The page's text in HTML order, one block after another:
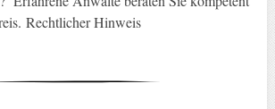
Rechtlicher Hinweis